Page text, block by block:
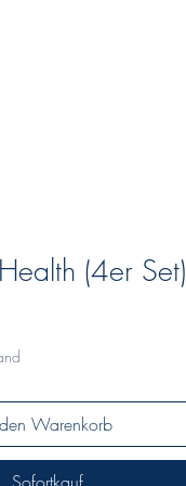
(4er Set)
Warenkorb